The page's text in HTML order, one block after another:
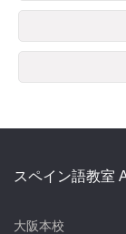
スペイン語教室
大阪本校